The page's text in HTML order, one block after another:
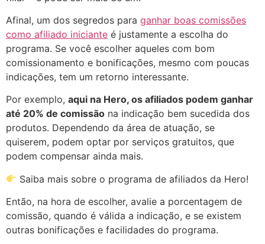
Afinal, um dos segredos para ganhar boas comissões
como afiliado iniciante é justamente a escolha do
programa. Se você escolher aqueles com bom
comissionamento e bonificações, mesmo com poucas
indicações, tem um retorno interessante.
Por exemplo, aqui na Hero, os afiliados podem ganhar
até 20% de comissão na indicação bem sucedida dos
produtos. Dependendo da área de atuação, se
quiserem, podem optar por serviços gratuitos, que
podem compensar ainda mais.
Saiba mais sobre o programa de afiliados da Hero!
Então, na hora de escolher, avalie a porcentagem de
comissão, quando é válida a indicação, e se existem
outras bonificações e facilidades do programa.